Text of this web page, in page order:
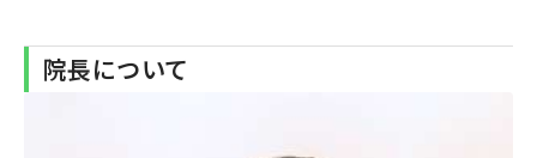
院長について